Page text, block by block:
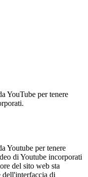
YouTube per tenere
Youtube per tenere
di Youtube incorporati
del sito web sta
dell'interfaccia di